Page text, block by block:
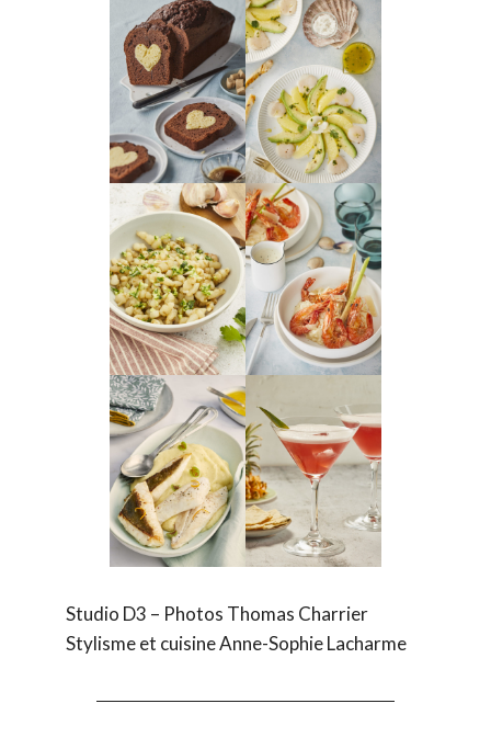
Studio D3 – Photos Thomas Charrier
Stylisme et cuisine Anne-Sophie Lacharme